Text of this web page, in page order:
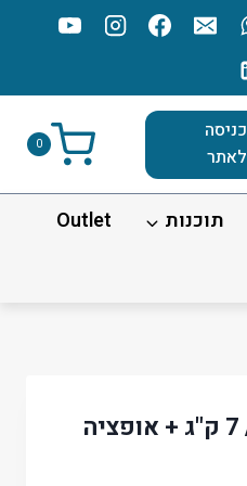
כניסה
לאתר
0
תוכנות Outlet
זרוע שולחנית ל-3 מסכים לגודל מסך עד 27"/ 7 ק"ג + אופציה